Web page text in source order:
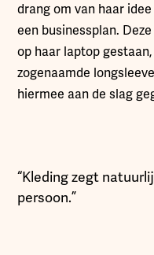
drang om van haar
een businessplan.
op haar laptop
zogenaamde
hiermee aan de slag
“Kleding zegt
persoon.”